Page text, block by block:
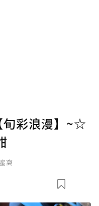
彩浪漫】~☆
窩